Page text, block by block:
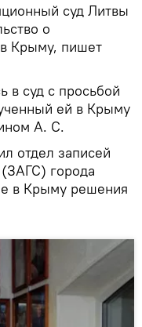
суд Литвы
о
Крыму, пишет
в суд с просьбой
ей в Крыму
А. С.
отдел записей
(ЗАГС) города
в Крыму решения